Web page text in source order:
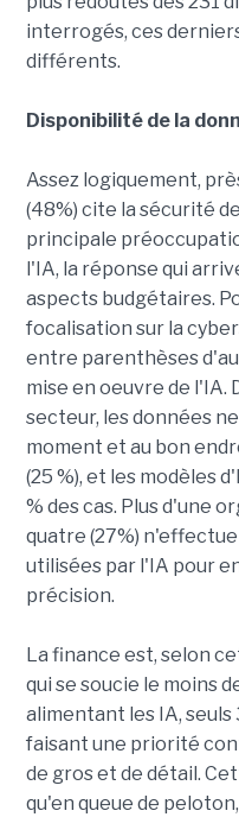
interrogés, ces
différents.
Disponibilité de la
Assez logiquement,
(48%) cite la sécurité
principale
l'IA, la réponse qui
aspects budgétaires.
focalisation sur la
entre parenthèses
mise en oeuvre de l'IA.
secteur, les données
moment et au bon
(25 %), et les modèles
% des cas. Plus d'une
quatre (27%)
utilisées par l'IA pour
précision.
La finance est, selon
qui se soucie le moins
alimentant les IA,
faisant une priorité
de gros et de détail.
qu'en queue de